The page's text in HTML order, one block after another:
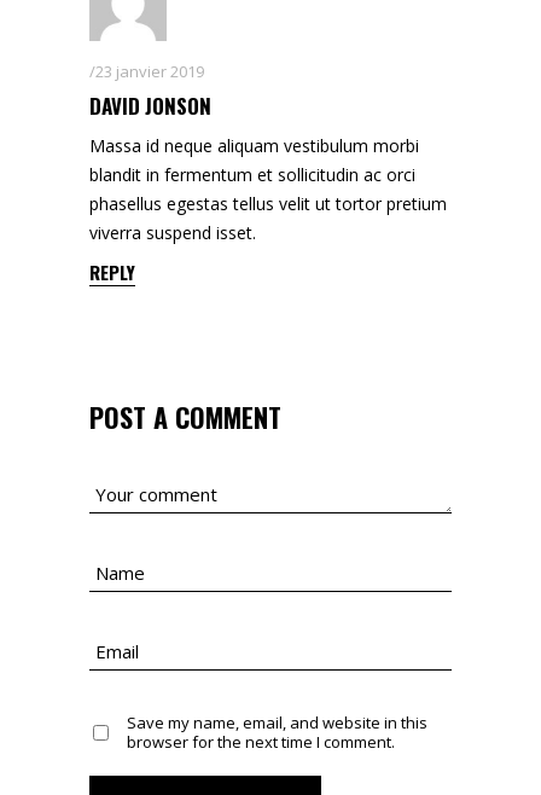
23 janvier 2019
DAVID JONSON
Massa id neque aliquam vestibulum morbi
blandit in fermentum et sollicitudin ac orci
phasellus egestas tellus velit ut tortor pretium
viverra suspend isset.
REPLY
POST A COMMENT
Save my name, email, and website in this
browser for the next time I comment.